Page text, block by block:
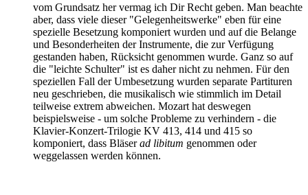
vom Grundsatz her vermag ich Dir Recht geben. Man beachte
aber, dass viele dieser "Gelegenheitswerke" eben für eine
spezielle Besetzung komponiert wurden und auf die Belange
und Besonderheiten der Instrumente, die zur Verfügung
gestanden haben, Rücksicht genommen wurde. Ganz so auf
die "leichte Schulter" ist es daher nicht zu nehmen. Für den
speziellen Fall der Umbesetzung wurden separate Partituren
neu geschrieben, die musikalisch wie stimmlich im Detail
teilweise extrem abweichen. Mozart hat deswegen
beispielsweise - um solche Probleme zu verhindern - die
Klavier-Konzert-Trilogie KV 413, 414 und 415 so
komponiert, dass Bläserad libitum genommen oder
weggelassen werden können.